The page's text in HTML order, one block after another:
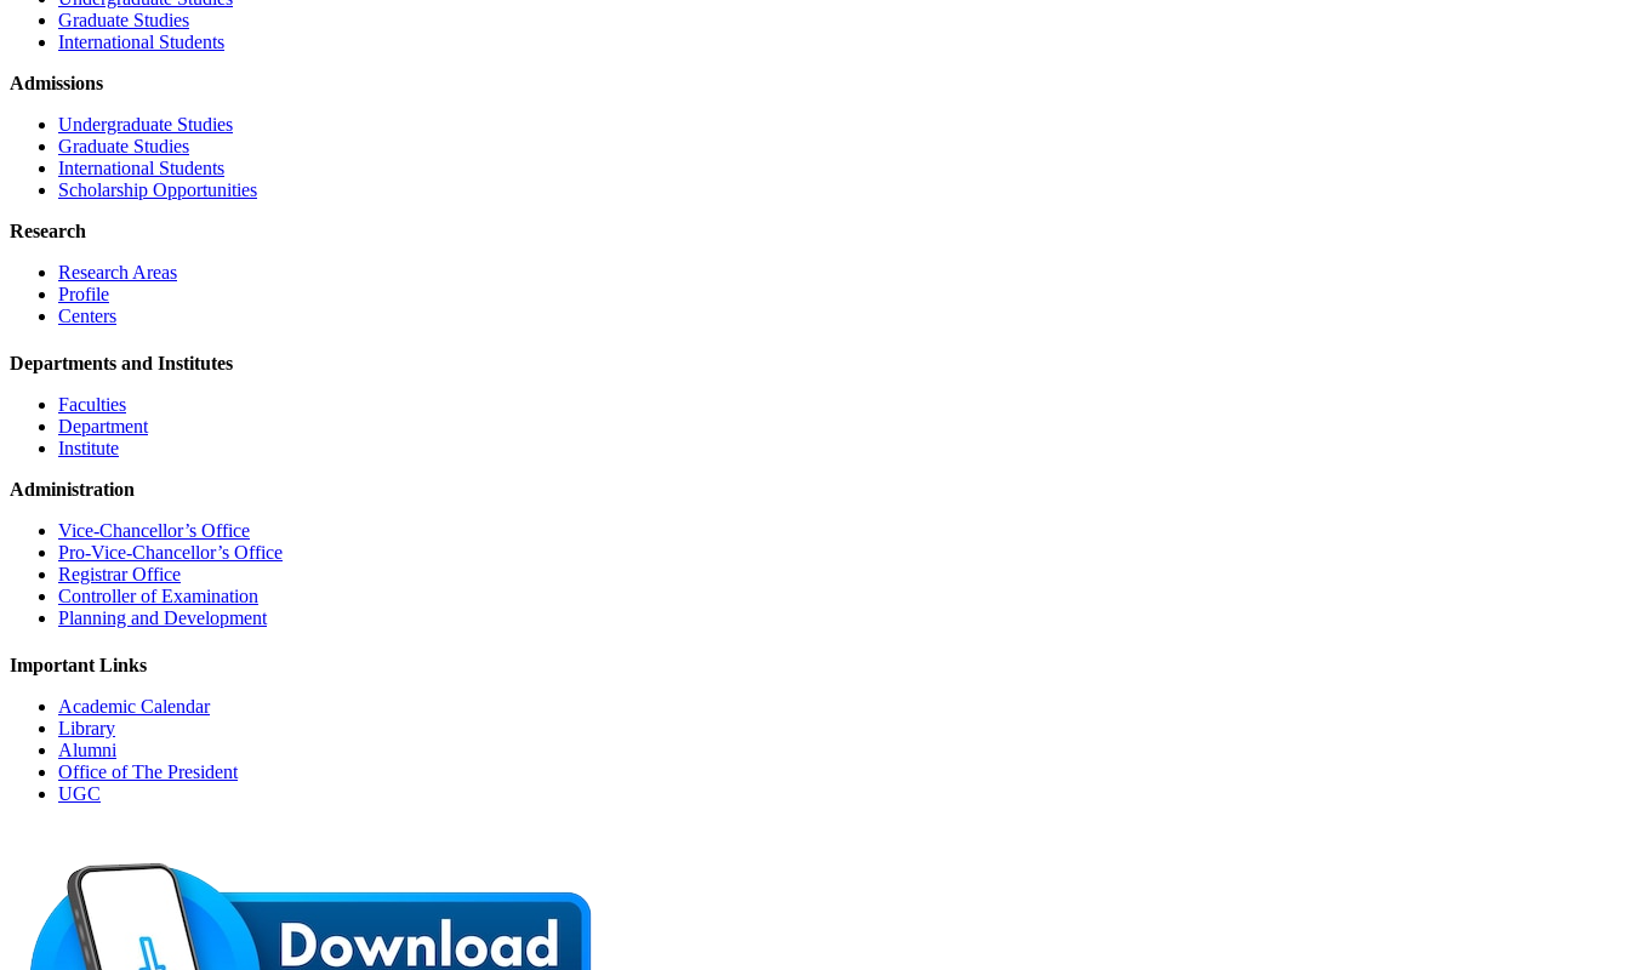
Graduate Studies
International Students
Admissions
Undergraduate Studies
Graduate Studies
International Students
Scholarship Opportunities
Research
Research Areas
Profile
Centers
Departments and Institutes
Faculties
Department
Institute
Administration
Vice-Chancellor’s Office
Pro-Vice-Chancellor’s Office
Registrar Office
Controller of Examination
Planning and Development
Important Links
Academic Calendar
Library
Alumni
Office of The President
UGC